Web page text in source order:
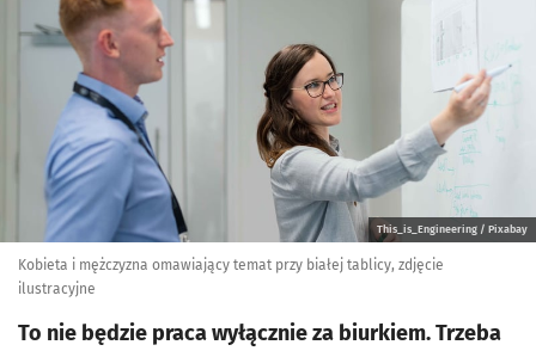
This_is_Engineering / Pixabay
Kobieta i mężczyzna omawiający temat przy białej tablicy, zdjęcie
ilustracyjne
To nie będzie praca wyłącznie za biurkiem. Trzeba